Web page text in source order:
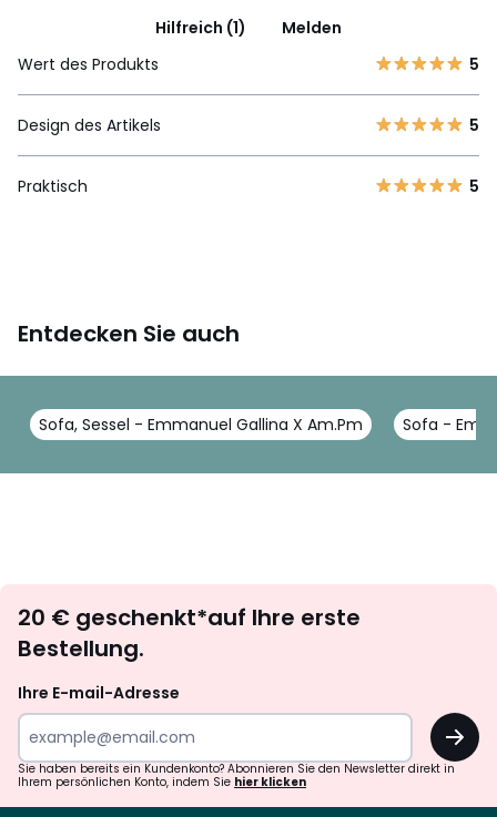
Hilfreich (1)
Melden
Wert des Produkts
5
Design des Artikels 5
Praktisch 5
Entdecken Sie auch
Sofa, Sessel - Emmanuel Gallina X Am.Pm Sofa -
abonnieren
20 € geschenkt*auf Ihre erste
Bestellung.
Ihre E-mail-Adresse
OK
Sie haben bereits ein Kundenkonto? Abonnieren Sie den Newsletter direkt in
Ihrem persönlichen Konto, indem Sie hier klicken